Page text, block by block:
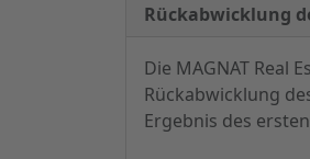
Rückabwicklung
Die MAGNAT Real
Rückabwicklung
Ergebnis des